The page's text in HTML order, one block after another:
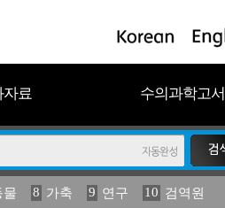
자료 수의과학고서
물 8 가축 9 연구 10 검역원